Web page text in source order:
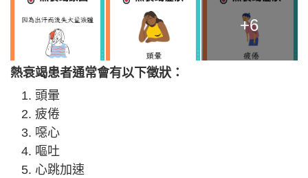
+6
熱衰竭患者通常會有以下徵狀：
頭暈
疲倦
噁心
嘔吐
心跳加速